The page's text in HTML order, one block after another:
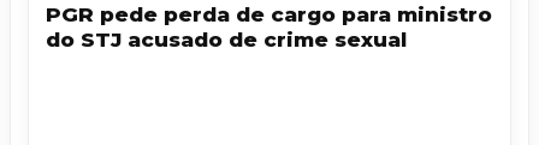
PGR pede perda de cargo para ministro
do STJ acusado de crime sexual